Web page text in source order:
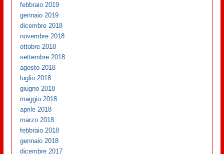
febbraio 2019
gennaio 2019
dicembre 2018
novembre 2018
ottobre 2018
settembre 2018
agosto 2018
luglio 2018
giugno 2018
maggio 2018
aprile 2018
marzo 2018
febbraio 2018
gennaio 2018
dicembre 2017